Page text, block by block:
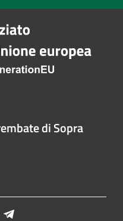
di Sopra